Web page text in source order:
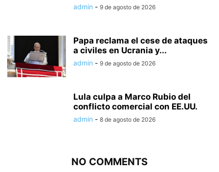
admin - 9 de agosto de 2026
Papa reclama el cese de ataques
a civiles en Ucrania y...
admin - 9 de agosto de 2026
Lula culpa a Marco Rubio del
conflicto comercial con EE.UU.
admin - 8 de agosto de 2026
NO COMMENTS